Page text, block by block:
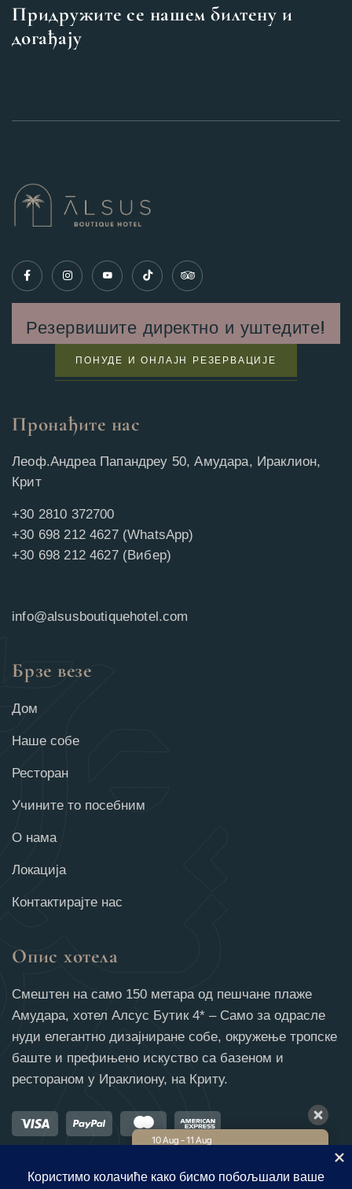
Придружите се нашем билтену и
догађају
Резервишите директно и уштедите!
ПОНУДЕ И ОНЛАЈН РЕЗЕРВАЦИЈЕ
Пронађите нас
Леоф.Андреа Папандреу 50, Амудара, Ираклион,
Крит
+30 2810 372700
+30 698 212 4627 (WhatsApp)
+30 698 212 4627 (Вибер)
info@alsusboutiquehotel.com
Брзе везе
Дом
Наше собе
Ресторан
Учините то посебним
О нама
Локација
Контактирајте нас
Опис хотела
Смештен на само 150 метара од пешчане плаже
Амудара, хотел Алсус Бутик 4* – Само за одрасле
нуди елегантно дизајниране собе, окружење тропске
баште и префињено искуство са базеном и
рестораном у Ираклиону, на Криту.
10 Aug - 11 Aug
Најбоља цена €240